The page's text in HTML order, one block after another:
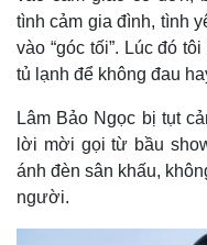
Thế giới
Cuộc sống đó đây
Hồ sơ
tình cảm gia đình, tình
vào “góc tối”. Lúc đó
tủ lạnh để không đau
Lâm Bảo Ngọc bị tụt
lời mời gọi từ bầu
ánh đèn sân khấu,
người.